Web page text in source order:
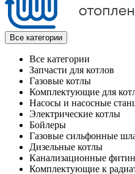
Все категории
Все категории
Запчасти для котлов
Газовые котлы
Комплектующие для
Насосы и насосные
Электрические котлы
Бойлеры
Газовые сильфонные
Дизельные котлы
Канализационные
Комплектующие к